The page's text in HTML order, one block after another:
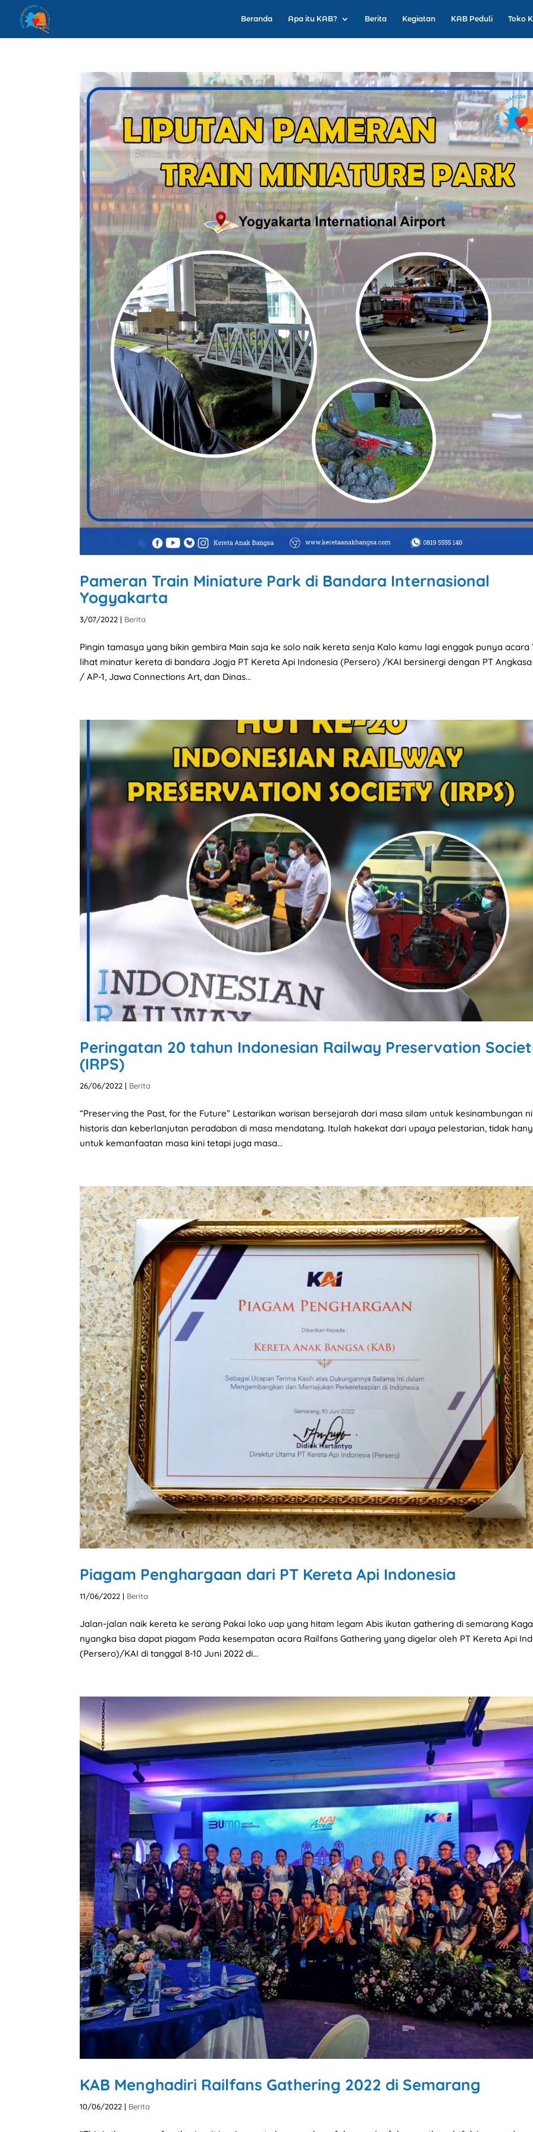
Beranda Apa itu KAB? Berita Kegiatan KAB Peduli Toko
Pameran Train Miniature Park di Bandara Internasional
Yogyakarta
3/07/2022 | Berita
Pingin tamasya yang bikin gembira Main saja ke solo naik kereta senja Kalo kamu lagi enggak punya acara
lihat minatur kereta di bandara Jogja PT Kereta Api Indonesia (Persero) /KAI bersinergi dengan PT
/ AP-1, Jawa Connections Art, dan Dinas...
Peringatan 20 tahun Indonesian Railway Preservation
(IRPS)
26/06/2022 | Berita
“Preserving the Past, for the Future” Lestarikan warisan bersejarah dari masa silam untuk kesinambungan
historis dan keberlanjutan peradaban di masa mendatang. Itulah hakekat dari upaya pelestarian, tidak
untuk kemanfaatan masa kini tetapi juga masa...
Piagam Penghargaan dari PT Kereta Api Indonesia
11/06/2022 | Berita
Jalan-jalan naik kereta ke serang Pakai loko uap yang hitam legam Abis ikutan gathering di semarang
nyangka bisa dapat piagam Pada kesempatan acara Railfans Gathering yang digelar oleh PT Kereta Api
(Persero)/KAI di tanggal 8-10 Juni 2022 di...
KAB Menghadiri Railfans Gathering 2022 di Semarang
10/06/2022 | Berita